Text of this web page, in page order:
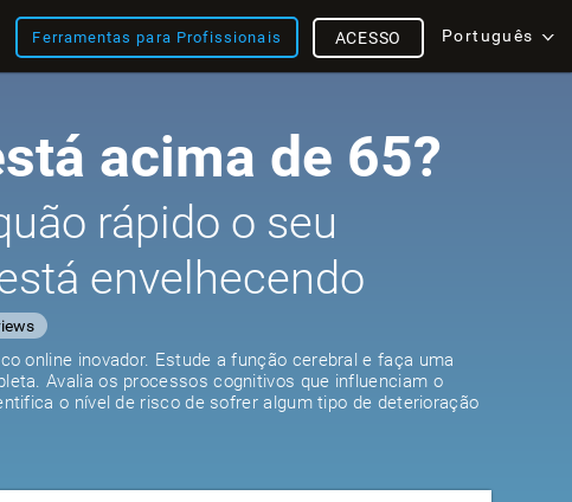
Ferramentas para Profissionais Português
ACESSO
acima de 65?
rápido o seu
envelhecendo
online inovador. Estude a função cerebral e faça uma
Avalia os processos cognitivos que influenciam o
o nível de risco de sofrer algum tipo de deterioração